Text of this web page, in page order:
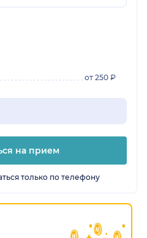
от 250 ₽
на прием
только по телефону